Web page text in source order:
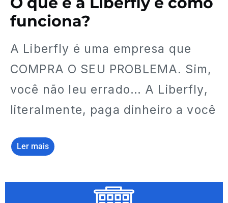
funciona?
A Liberfly é uma empresa que
COMPRA O SEU PROBLEMA. Sim,
você não leu errado… A Liberfly,
literalmente, paga dinheiro a você
Ler mais